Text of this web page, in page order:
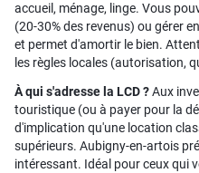
accueil, ménage, linge. Vous
(20-30% des revenus) ou gérer
et permet d'amortir le bien.
les règles locales (autorisation,
À qui s'adresse la LCD ?Aux
touristique (ou à payer pour la
d'implication qu'une location
supérieurs. Aubigny-en-artois
intéressant. Idéal pour ceux qui